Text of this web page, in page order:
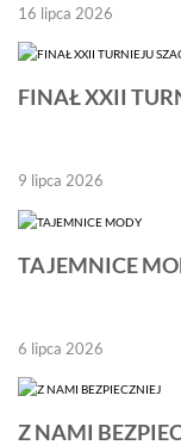
16 lipca 2026
FINAŁ XXII
9 lipca 2026
TAJEMNICE
6 lipca 2026
Z NAMI